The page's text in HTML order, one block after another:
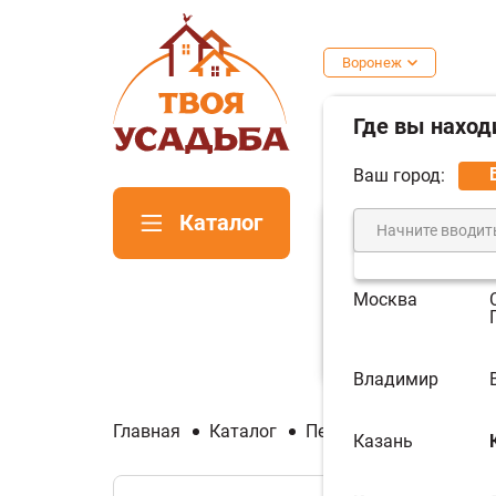
Каталог
Воронеж
Где вы
Ваш город:
Москва
Владимир
Казань
Главная Каталог Печи для бани